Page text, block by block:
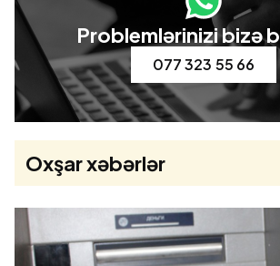
Problemlərinizi bizə
077 323 55 66
Oxşar xəbərlər